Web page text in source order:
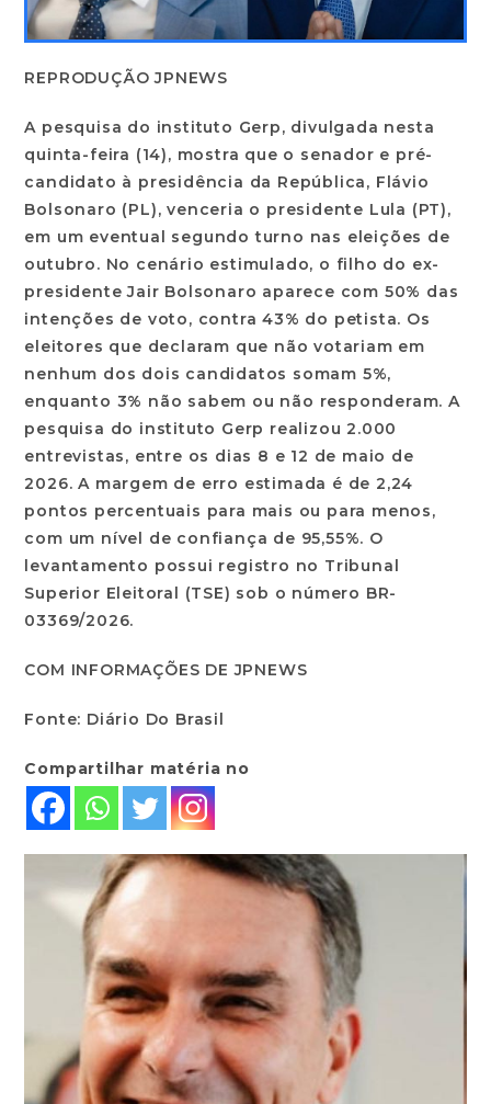
REPRODUÇÃO JPNEWS
A pesquisa do instituto Gerp, divulgada nesta
quinta-feira (14), mostra que o senador e pré-
candidato à presidência da República, Flávio
Bolsonaro (PL), venceria o presidente Lula (PT),
em um eventual segundo turno nas eleições de
outubro. No cenário estimulado, o filho do ex-
presidente Jair Bolsonaro aparece com 50% das
intenções de voto, contra 43% do petista. Os
eleitores que declaram que não votariam em
nenhum dos dois candidatos somam 5%,
enquanto 3% não sabem ou não responderam. A
pesquisa do instituto Gerp realizou 2.000
entrevistas, entre os dias 8 e 12 de maio de
2026. A margem de erro estimada é de 2,24
pontos percentuais para mais ou para menos,
com um nível de confiança de 95,55%. O
levantamento possui registro no Tribunal
Superior Eleitoral (TSE) sob o número BR-
03369/2026.
COM INFORMAÇÕES DE JPNEWS
Fonte: Diário Do Brasil
Compartilhar matéria no